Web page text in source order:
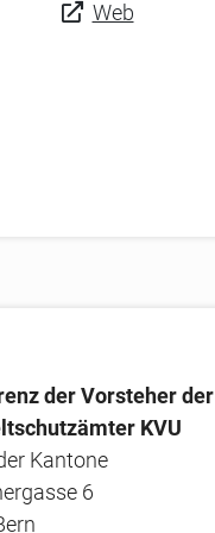
Web
der Vorsteher der
KVU
Kantone
6